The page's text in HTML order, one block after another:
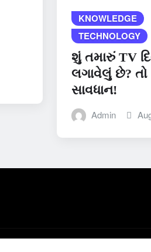
KNOWLEDGE
TECHNOLOGY
શું તમારું TV
લગાવેલું છે?
સાવધાન!
Admin